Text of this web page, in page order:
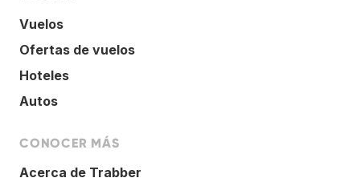
Vuelos
Ofertas de vuelos
Hoteles
Autos
CONOCER MÁS
Acerca de Trabber